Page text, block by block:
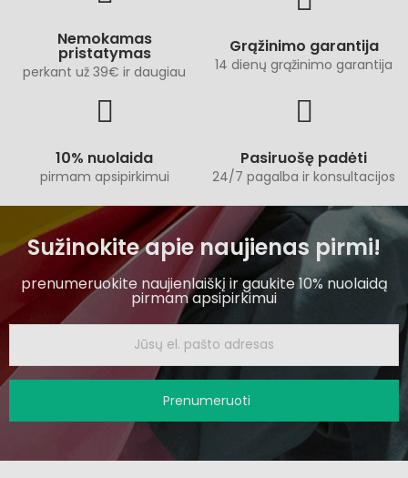
Nemokamas
pristatymas
perkant už 39€ ir daugiau
Grąžinimo garantija
14 dienų grąžinimo garantija
10% nuolaida
pirmam apsipirkimui
Pasiruošę padėti
24/7 pagalba ir konsultacijos
Sužinokite apie naujienas pirmi!
prenumeruokite naujienlaiškį ir gaukite 10% nuolaidą
pirmam apsipirkimui
Prenumeruoti